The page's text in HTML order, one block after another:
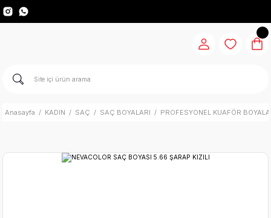
Anasayfa KADIN SAÇ SAÇ BOYALARI PROFESYONEL KUAFÖR